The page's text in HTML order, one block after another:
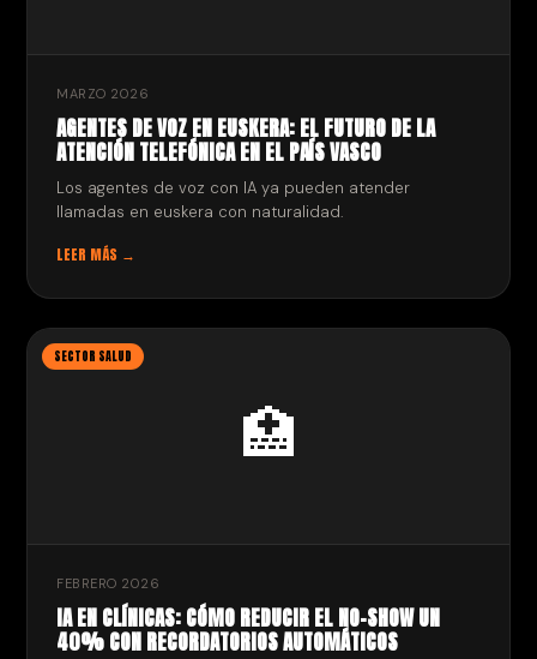
MARZO 2026
AGENTES DE VOZ EN EUSKERA: EL FUTURO DE LA
ATENCIÓN TELEFÓNICA EN EL PAÍS VASCO
Los agentes de voz con IA ya pueden atender
llamadas en euskera con naturalidad.
LEER MÁS →
🏥
SECTOR SALUD
FEBRERO 2026
IA EN CLÍNICAS: CÓMO REDUCIR EL NO-SHOW UN
40% CON RECORDATORIOS AUTOMÁTICOS